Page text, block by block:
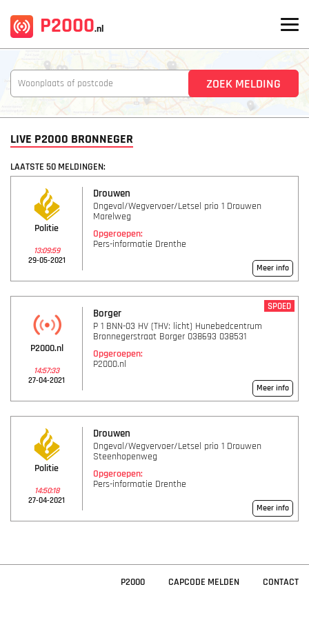
P2000.nl
LIVE P2000 BRONNEGER
LAATSTE 50 MELDINGEN:
Politie
13:09:59
29-05-2021
Drouwen
Ongeval/Wegvervoer/Letsel prio 1 Drouwen
Marelweg
Opgeroepen:
Pers-informatie Drenthe
Meer info
P2000.nl
14:57:33
27-04-2021
Borger
SPOED
P 1 BNN-03 HV (THV: licht) Hunebedcentrum
Bronnegerstraat Borger 038693 038531
Opgeroepen:
P2000.nl
Meer info
Politie
14:50:18
27-04-2021
Drouwen
Ongeval/Wegvervoer/Letsel prio 1 Drouwen
Steenhopenweg
Opgeroepen:
Pers-informatie Drenthe
Meer info
P2000 CAPCODE MELDEN CONTACT